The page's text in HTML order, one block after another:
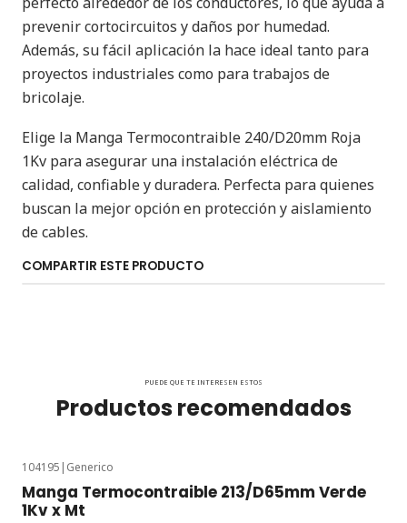
prevenir cortocircuitos y daños por humedad.
Además, su fácil aplicación la hace ideal tanto para
proyectos industriales como para trabajos de
bricolaje.
Elige la Manga Termocontraible 240/D20mm Roja
1Kv para asegurar una instalación eléctrica de
calidad, confiable y duradera. Perfecta para quienes
buscan la mejor opción en protección y aislamiento
de cables.
COMPARTIR ESTE PRODUCTO
PUEDE QUE TE INTERESEN ESTOS
Productos recomendados
104195 | Generico
Manga Termocontraible 213/D65mm Verde
1Kv x Mt